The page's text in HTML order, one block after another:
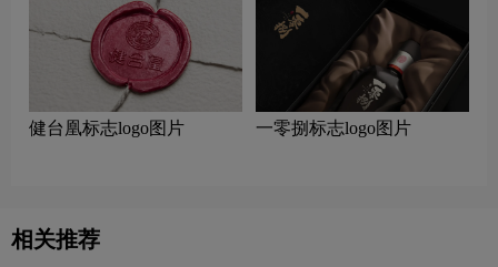
健台凰标志logo图片 一零捌标志logo图片
相关推荐